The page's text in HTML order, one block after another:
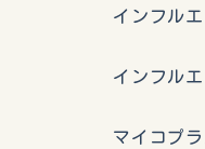
インフルエンザ
インフルエンザ
マイコプラズマ